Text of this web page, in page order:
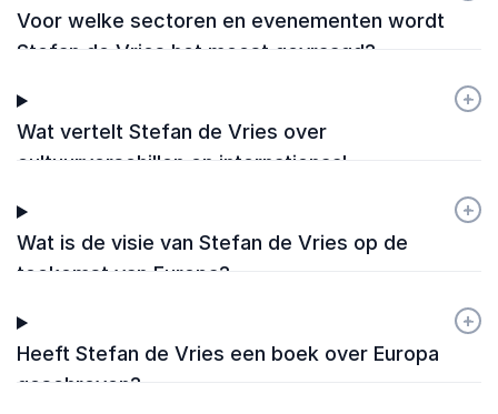
Voor welke sectoren en evenementen wordt
Stefan de Vries het meest gevraagd?
Wat vertelt Stefan de Vries over
cultuurverschillen en internationaal
+
-
Wat is de visie van Stefan de Vries op de
toekomst van Europa?
+
-
Heeft Stefan de Vries een boek over Europa
geschreven?
+
-